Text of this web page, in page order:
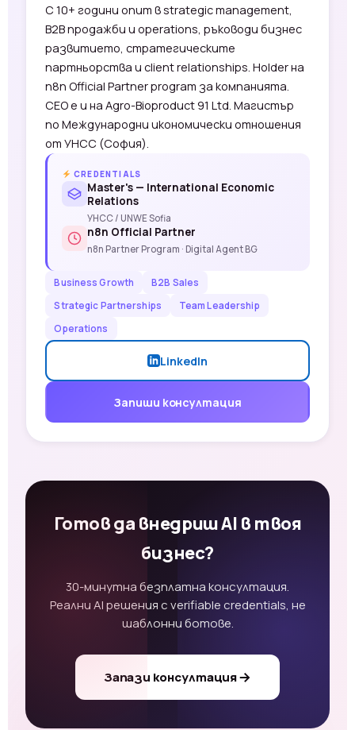
С 10+ години опит в strategic management,
B2B продажби и operations, ръководи бизнес
развитието, стратегическите
партньорства и client relationships. Holder на
n8n Official Partner program за компанията.
CEO е и на Agro-Bioproduct 91 Ltd. Магистър
по Международни икономически отношения
от УНСС (София).
CREDENTIALS
Master's — International Economic
Relations
УНСС / UNWE Sofia
n8n Official Partner
n8n Partner Program · Digital Agent BG
Business Growth
B2B Sales
Strategic Partnerships
Team Leadership
Operations
LinkedIn
Запиши консултация
Готов да внедриш AI в твоя
бизнес?
30-минутна безплатна консултация.
Реални AI решения с verifiable credentials, не
шаблонни ботове.
Запази консултация